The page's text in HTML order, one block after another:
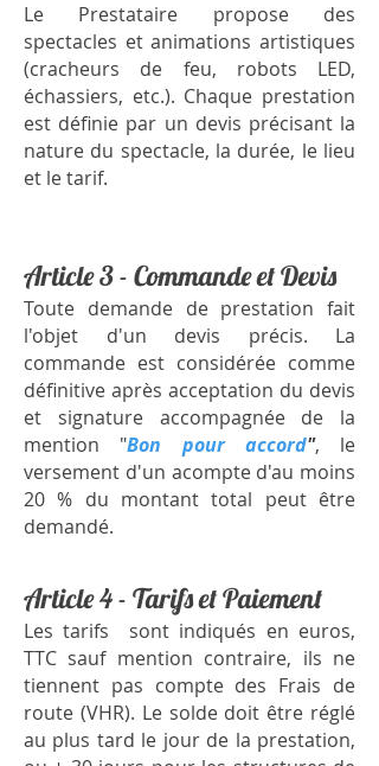
Le Prestataire propose des
spectacles et animations artistiques
(cracheurs de feu, robots LED,
échassiers, etc.). Chaque prestation
est définie par un devis précisant la
nature du spectacle, la durée, le lieu
et le tarif.
Article 3 - Commande et Devis
Toute demande de prestation fait
l'objet d'un devis précis. La
commande est considérée comme
définitive après acceptation du devis
et signature accompagnée de la
mention "Bon pour accord", le
versement d'un acompte d'au moins
20 % du montant total peut être
demandé.
Article 4 - Tarifs et Paiement
Les tarifs sont indiqués en euros,
TTC sauf mention contraire, ils ne
tiennent pas compte des Frais de
route (VHR). Le solde doit être réglé
au plus tard le jour de la prestation,